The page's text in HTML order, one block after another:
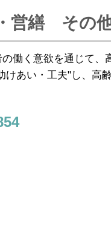
営繕 その
働く意欲を通じて
けあい・工夫"し、高